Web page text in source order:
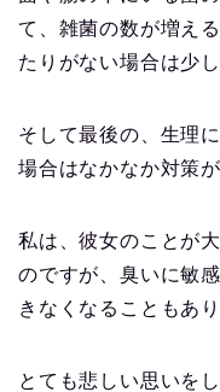
て、雑菌の数が増え
たりがない場合は少
そして最後の、生理
場合はなかなか対策
私は、彼女のことが
のですが、臭いに敏
きなくなることもあり
とても悲しい思いを